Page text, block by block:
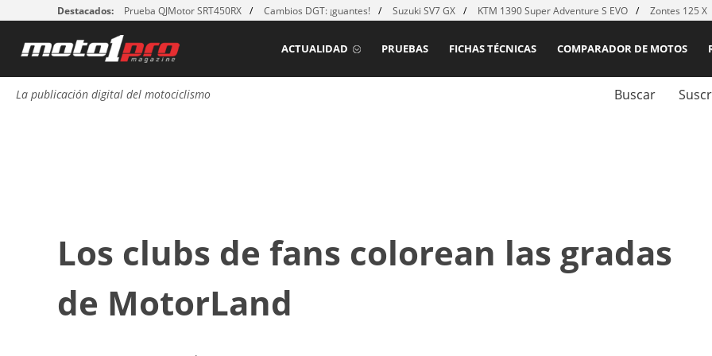
Destacados: Prueba QJMotor SRT450RX Cambios DGT: ¡guantes! Suzuki SV7 GX KTM 1390 Super Adventure S EVO Zontes 125 X
COMPARADOR DE MOTOS
FICHAS TÉCNICAS
PRUEBAS
ACTUALIDAD
La publicación digital del motociclismo Buscar
Los clubs de fans colorean las gradas
de MotorLand